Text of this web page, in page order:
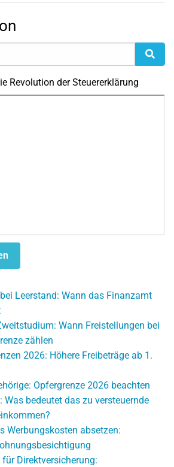
Revolution der Steuererklärung
Leerstand: Wann das Finanzamt
Wann Freistellungen bei
zählen
2026: Höhere Freibeträge ab 1.
Opfergrenze 2026 beachten
Was bedeutet das zu versteuernde
Werbungskosten absetzen:
Direktversicherung: